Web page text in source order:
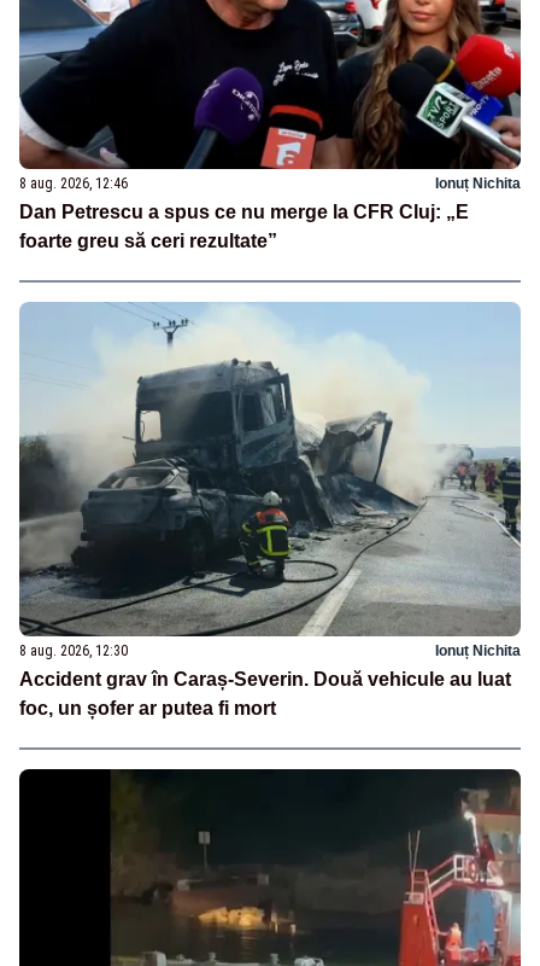
8 aug. 2026, 12:46 Ionuț Nichita
Dan Petrescu a spus ce nu merge la CFR Cluj: „E
foarte greu să ceri rezultate”
8 aug. 2026, 12:30 Ionuț Nichita
Accident grav în Caraș-Severin. Două vehicule au luat
foc, un șofer ar putea fi mort